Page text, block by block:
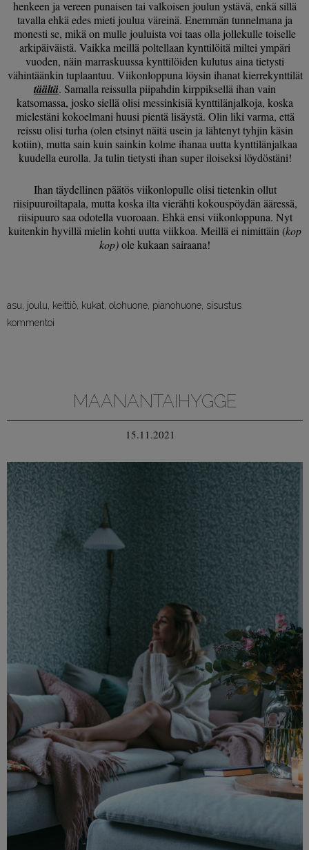
henkeen ja vereen punaisen tai valkoisen joulun ystävä, enkä sillä
tavalla ehkä edes mieti joulua väreinä. Enemmän tunnelmana ja
monesti se, mikä on mulle jouluista voi taas olla jollekulle toiselle
arkipäiväistä. Vaikka meillä poltellaan kynttilöitä miltei ympäri
vuoden, näin marraskuussa kynttilöiden kulutus aina tietysti
vähintäänkin tuplaantuu. Viikonloppuna löysin ihanat kierrekynttilät
täältä. Samalla reissulla piipahdin kirppiksellä ihan vain
katsomassa, josko siellä olisi messinkisiä kynttilänjalkoja, koska
mielestäni kokoelmani huusi pientä lisäystä. Olin liki varma, että
reissu olisi turha (olen etsinyt näitä usein ja lähtenyt tyhjin käsin
kotiin), mutta sain kuin sainkin kolme ihanaa uutta kynttilänjalkaa
kuudella eurolla. Ja tulin tietysti ihan super iloiseksi löydöstäni!
Ihan täydellinen päätös viikonlopulle olisi tietenkin ollut
riisipuuroiltapala, mutta koska ilta vierähti kokouspöydän ääressä,
riisipuuro saa odotella vuoroaan. Ehkä ensi viikonloppuna. Nyt
kuitenkin hyvillä mielin kohti uutta viikkoa. Meillä ei nimittäin (kop
kop)ole kukaan sairaana!
asu joulu keittiö kukat olohuone pianohuone sisustus
kommentoi
MAANANTAIHYGGE
15.11.2021